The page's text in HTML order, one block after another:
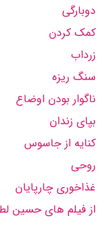
دوبارگی
کمک کردن
زرداب
سنگ ریزه
ناگوار بودن اوضاع
بپای زندان
کنایه از جاسوس
روحی
غذاخوری چارپایان
از فیلم های حسین